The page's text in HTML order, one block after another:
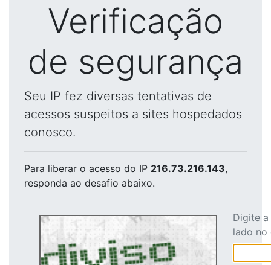
Verificação
de segurança
Seu IP fez diversas tentativas de
acessos suspeitos a sites hospedados
conosco.
Para liberar o acesso do IP 216.73.216.143,
responda ao desafio abaixo.
Digite
lado no